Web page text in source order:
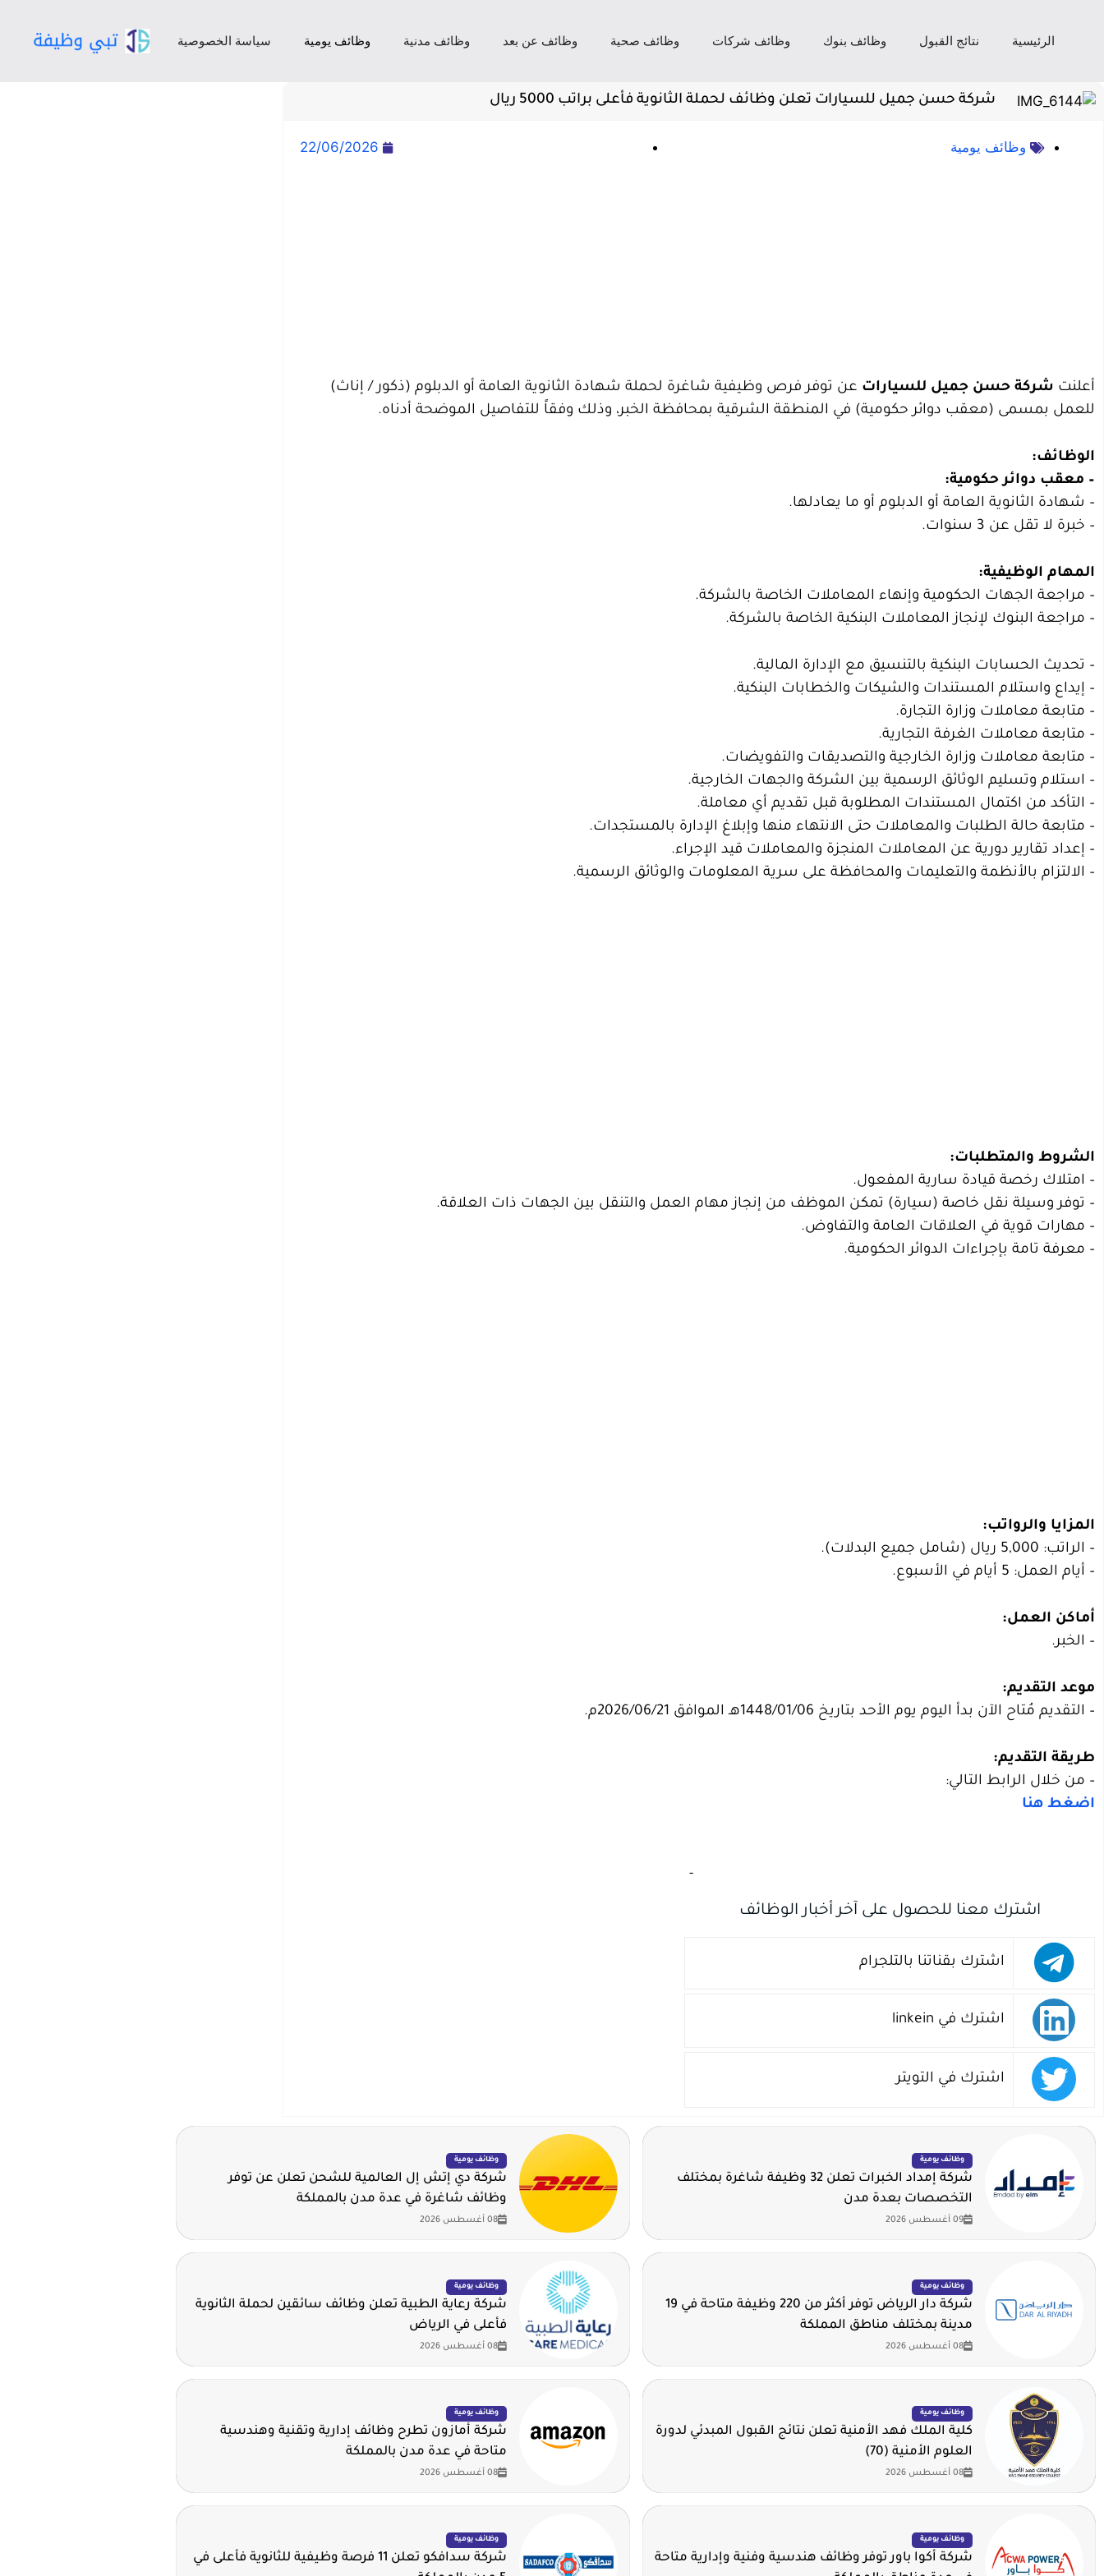
الرئيسية نتائج القبول وظائف بنوك وظائف شركات وظائف صحية وظائف عن بعد وظائف مدنية وظائف يومية سياسة الخصوصية
شركة حسن جميل للسيارات تعلن وظائف لحملة الثانوية فأعلى براتب 5000 ريال
وظائف يومية 22/06/2026
أعلنت شركة حسن جميل للسيارات عن توفر فرص وظيفية شاغرة لحملة شهادة الثانوية العامة أو الدبلوم (ذكور / إناث)
للعمل بمسمى (معقب دوائر حكومية) في المنطقة الشرقية بمحافظة الخبر، وذلك وفقاً للتفاصيل الموضحة أدناه.
الوظائف:
– معقب دوائر حكومية:
– شهادة الثانوية العامة أو الدبلوم أو ما يعادلها.
– خبرة لا تقل عن 3 سنوات.
المهام الوظيفية:
– مراجعة الجهات الحكومية وإنهاء المعاملات الخاصة بالشركة.
– مراجعة البنوك لإنجاز المعاملات البنكية الخاصة بالشركة.
– تحديث الحسابات البنكية بالتنسيق مع الإدارة المالية.
– إيداع واستلام المستندات والشيكات والخطابات البنكية.
– متابعة معاملات وزارة التجارة.
– متابعة معاملات الغرفة التجارية.
– متابعة معاملات وزارة الخارجية والتصديقات والتفويضات.
– استلام وتسليم الوثائق الرسمية بين الشركة والجهات الخارجية.
– التأكد من اكتمال المستندات المطلوبة قبل تقديم أي معاملة.
– متابعة حالة الطلبات والمعاملات حتى الانتهاء منها وإبلاغ الإدارة بالمستجدات.
– إعداد تقارير دورية عن المعاملات المنجزة والمعاملات قيد الإجراء.
– الالتزام بالأنظمة والتعليمات والمحافظة على سرية المعلومات والوثائق الرسمية.
الشروط والمتطلبات:
– امتلاك رخصة قيادة سارية المفعول.
– توفر وسيلة نقل خاصة (سيارة) تمكن الموظف من إنجاز مهام العمل والتنقل بين الجهات ذات العلاقة.
– مهارات قوية في العلاقات العامة والتفاوض.
– معرفة تامة بإجراءات الدوائر الحكومية.
المزايا والرواتب:
– الراتب: 5,000 ريال (شامل جميع البدلات).
– أيام العمل: 5 أيام في الأسبوع.
أماكن العمل:
– الخبر.
موعد التقديم:
– التقديم مُتاح الآن بدأ اليوم يوم الأحد بتاريخ 1448/01/06هـ الموافق 2026/06/21م.
طريقة التقديم:
– من خلال الرابط التالي:
اضغط هنا
-‏
اشترك معنا للحصول على آخر أخبار الوظائف
اشترك بقناتنا بالتلجرام
اشترك في linkein
اشترك في التويتر
وظائف يومية
شركة إمداد الخبرات تعلن 32 وظيفة شاغرة بمختلف
التخصصات بعدة مدن
09 أغسطس 2026
وظائف يومية
شركة دي إتش إل العالمية للشحن تعلن عن توفر
وظائف شاغرة في عدة مدن بالمملكة
08 أغسطس 2026
وظائف يومية
شركة دار الرياض توفر أكثر من 220 وظيفة متاحة في 19
مدينة بمختلف مناطق المملكة
08 أغسطس 2026
وظائف يومية
شركة رعاية الطبية تعلن وظائف سائقين لحملة الثانوية
فأعلى في الرياض
08 أغسطس 2026
وظائف يومية
كلية الملك فهد الأمنية تعلن نتائج القبول المبدئي لدورة
العلوم الأمنية (70)
08 أغسطس 2026
وظائف يومية
شركة أمازون تطرح وظائف إدارية وتقنية وهندسية
متاحة في عدة مدن بالمملكة
08 أغسطس 2026
وظائف يومية
شركة أكوا باور توفر وظائف هندسية وفنية وإدارية متاحة
وظائف يومية
شركة سدافكو تعلن 11 فرصة وظيفية للثانوية فأعلى في